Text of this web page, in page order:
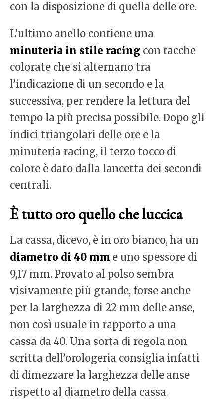
con la disposizione di quella delle ore.
L’ultimo anello contiene una
minuteria in stile racing con tacche
colorate che si alternano tra
l’indicazione di un secondo e la
successiva, per rendere la lettura del
tempo la più precisa possibile. Dopo gli
indici triangolari delle ore e la
minuteria racing, il terzo tocco di
colore è dato dalla lancetta dei secondi
centrali.
È tutto oro quello che luccica
La cassa, dicevo, è in oro bianco, ha un
diametro di 40 mm e uno spessore di
9,17 mm. Provato al polso sembra
visivamente più grande, forse anche
per la larghezza di 22 mm delle anse,
non così usuale in rapporto a una
cassa da 40. Una sorta di regola non
scritta dell’orologeria consiglia infatti
di dimezzare la larghezza delle anse
rispetto al diametro della cassa.